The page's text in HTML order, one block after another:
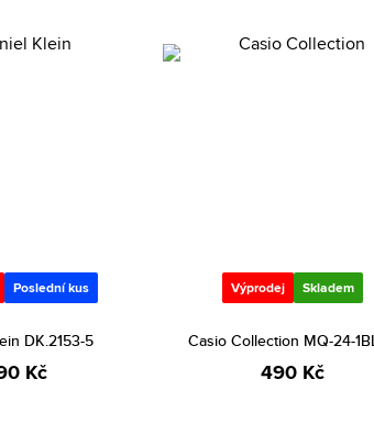
Poslední kus
DK.2153-5
Kč
Výprodej Skladem
Casio Collection MQ-24-
490 Kč